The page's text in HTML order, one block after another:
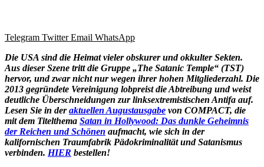
Telegram Twitter Email WhatsApp
Die USA sind die Heimat vieler obskurer und okkulter Sekten.
Aus dieser Szene tritt die Gruppe „The Satanic Temple“ (TST)
hervor, und zwar nicht nur wegen ihrer hohen Mitgliederzahl. Die
2013 gegründete Vereinigung lobpreist die Abtreibung und weist
deutliche Überschneidungen zur linksextremistischen Antifa auf.
Lesen Sie in deraktuellen Augustausgabe von COMPACT, die
mit dem Titelthema Satan in Hollywood: Das dunkle Geheimnis
der Reichen und Schönen aufmacht, wie sich in der
kalifornischen Traumfabrik Pädokriminalität und Satanismus
verbinden. HIER bestellen!